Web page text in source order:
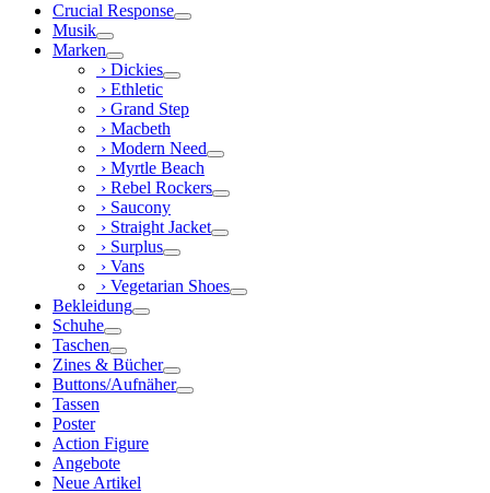
Crucial Response
Musik
Marken
› Dickies
› Ethletic
› Grand Step
› Macbeth
› Modern Need
› Myrtle Beach
› Rebel Rockers
› Saucony
› Straight Jacket
› Surplus
› Vans
› Vegetarian Shoes
Bekleidung
Schuhe
Taschen
Zines & Bücher
Buttons/Aufnäher
Tassen
Poster
Action Figure
Angebote
Neue Artikel